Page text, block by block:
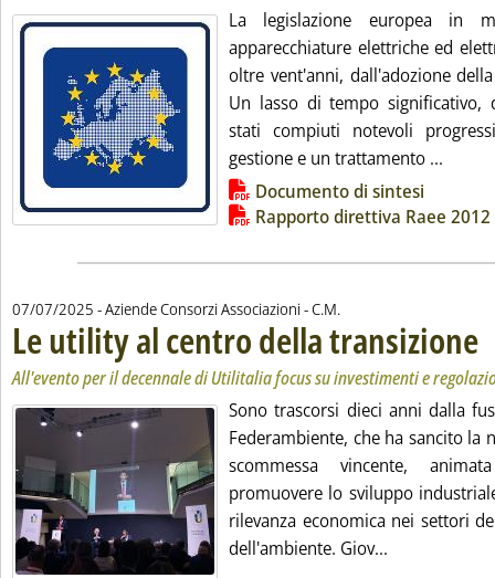
La legislazione europea in
apparecchiature elettriche ed
oltre vent'anni, dall'adozione
Un lasso di tempo significativo,
stati compiuti notevoli
gestione e un trattamento ...
Lista allegati PDF alla notiziaDocumento di sintesi
Rapporto direttiva Raee 2012
07/07/2025 - Aziende Consorzi Associazioni -di:
C.M.
Le utility al centro della transizione
All'evento per il decennale di Utilitalia focus su investimenti e
Sono trascorsi dieci anni dalla
Federambiente, che ha sancito la
scommessa vincente,
promuovere lo sviluppo
rilevanza economica nei settori
dell'ambiente. Giov...